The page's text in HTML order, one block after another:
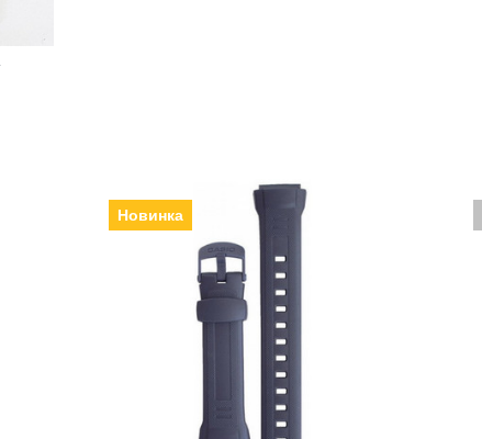
Новинка
Ремінець Casio W-212H-
2AV(10300102)
Виробник: Японія, Ремінець |
браслет: пластик,
500 грн.